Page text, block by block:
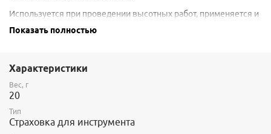
Используется при проведении высотных работ, применяется и
лента вытягивается, опуская инструмент ниже ступней
пользователя и снижая риск получения травмы.
На концах ленты расположены две петли для карабинов.
В состоянии покоя длина ленты составляет 45 см, в состоянии
максимального растяжения 85 см.
Показать полностью
Характеристики
Вес, г
20
Тип
Страховка для инструмента